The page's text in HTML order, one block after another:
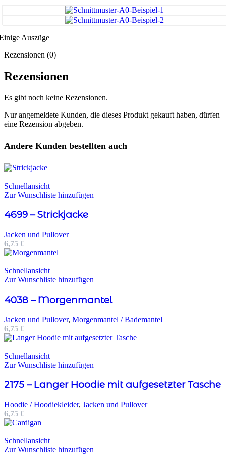
Auszüge
Rezensionen (0)
Rezensionen
Es gibt noch keine Rezensionen.
Nur angemeldete Kunden, die dieses Produkt gekauft haben, dürfen
eine Rezension abgeben.
Andere Kunden bestellten auch
Schnellansicht
Zur Wunschliste hinzufügen
4699 – Strickjacke
Jacken und Pullover
6,75 €
Schnellansicht
Zur Wunschliste hinzufügen
4038 – Morgenmantel
Jacken und Pullover, Morgenmantel / Bademantel
6,75 €
Schnellansicht
Zur Wunschliste hinzufügen
2175 – Langer Hoodie mit aufgesetzter Tasche
Hoodie / Hoodiekleider, Jacken und Pullover
6,75 €
Schnellansicht
Zur Wunschliste hinzufügen